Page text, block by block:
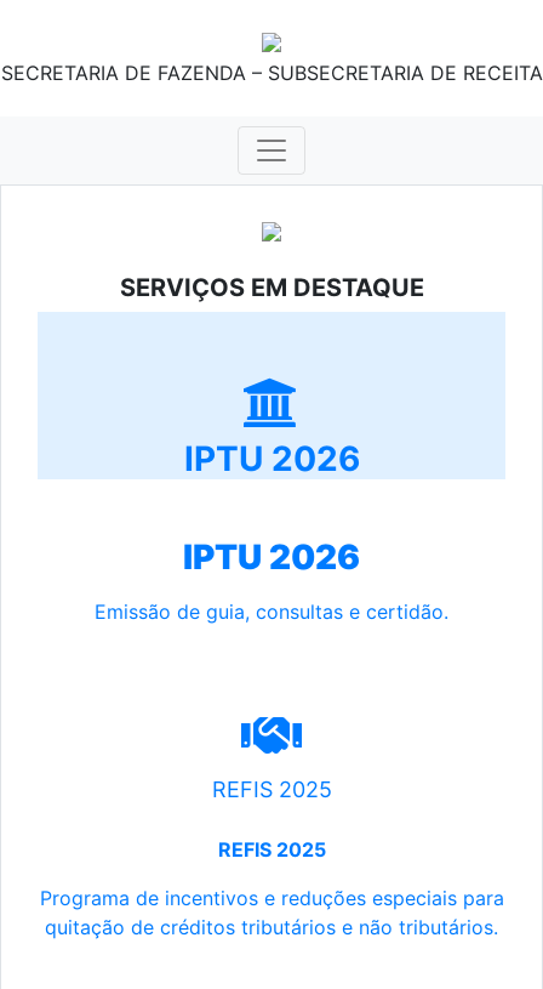
SECRETARIA DE FAZENDA – SUBSECRETARIA DE RECEITA
SERVIÇOS EM DESTAQUE
IPTU 2026
IPTU 2026
Emissão de guia, consultas e certidão.
REFIS 2025
REFIS 2025
Programa de incentivos e reduções especiais para
quitação de créditos tributários e não tributários.